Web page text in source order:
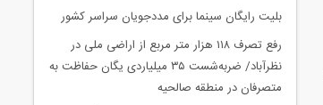
بلیت رایگان سینما برای مددجویان سراسر کشور
رفع تصرف ۱۱۸ هزار متر مربع از اراضی ملی در
نظرآباد/ ضربه‌شست ۳۵ میلیاردی یگان حفاظت به
متصرفان در منطقه صالحیه